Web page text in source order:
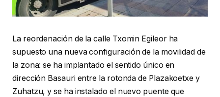
La reordenación de la calle Txomin Egileor ha
supuesto una nueva configuración de la movilidad de
la zona: se ha implantado el sentido único en
dirección Basauri entre la rotonda de Plazakoetxe y
Zuhatzu, y se ha instalado el nuevo puente que